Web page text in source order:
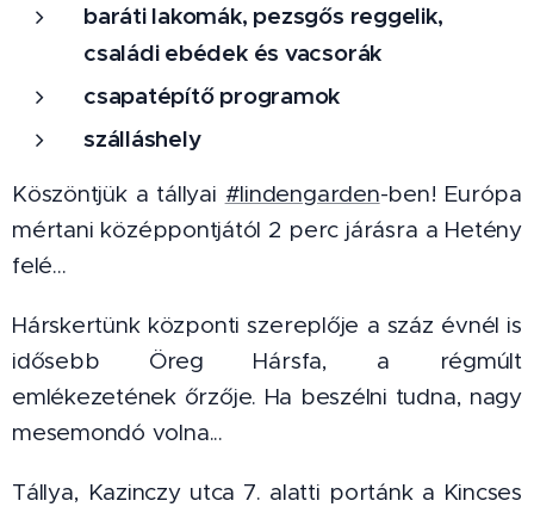
baráti lakomák, pezsgős reggelik,
családi ebédek és vacsorák
csapatépítő programok
szálláshely
Köszöntjük a tállyai #lindengarden-ben! Európa
mértani középpontjától 2 perc járásra a Hetény
felé...
Hárskertünk központi szereplője a száz évnél is
idősebb Öreg Hársfa, a régmúlt
emlékezetének őrzője. Ha beszélni tudna, nagy
mesemondó volna...
Tállya, Kazinczy utca 7. alatti portánk a Kincses